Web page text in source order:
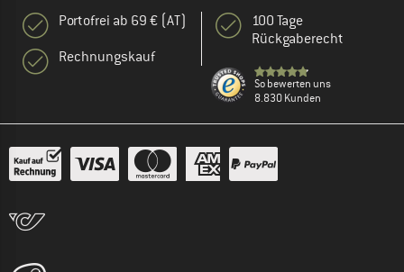
Portofrei ab 69 € (AT)
Rechnungskauf
100 Tage
Rückgaberecht
So bewerten uns
8.830 Kunden